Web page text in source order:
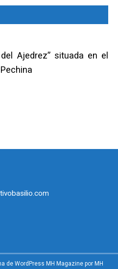
Ajedrez” situada en el
de WordPress MH Magazine por MH